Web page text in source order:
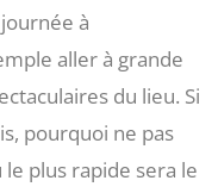
à
aller à grande
du lieu. Si
pourquoi ne pas
plus rapide sera le